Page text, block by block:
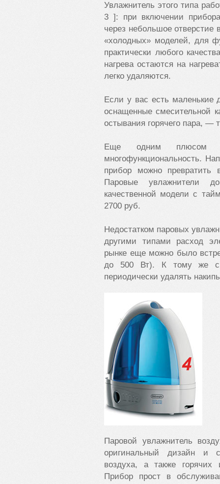
Увлажнитель этого типа
3 ]: при включении
через небольшое отверстие
«холодных» моделей, для
практически любого
нагрева остаются на
легко удаляются.
Если у вас есть маленькие
оснащенные смесительной
остывания горячего пара, —
Еще одним плюсом
многофункциональность.
прибор можно превратить
Паровые увлажнители
качественной модели с
2700 руб.
Недостатком паровых
другими типами расход
рынке еще можно было
до 500 Вт). К тому же с
периодически удалять
Паровой увлажнитель
оригинальный дизайн и
воздуха, а также горячих
Прибор прост в